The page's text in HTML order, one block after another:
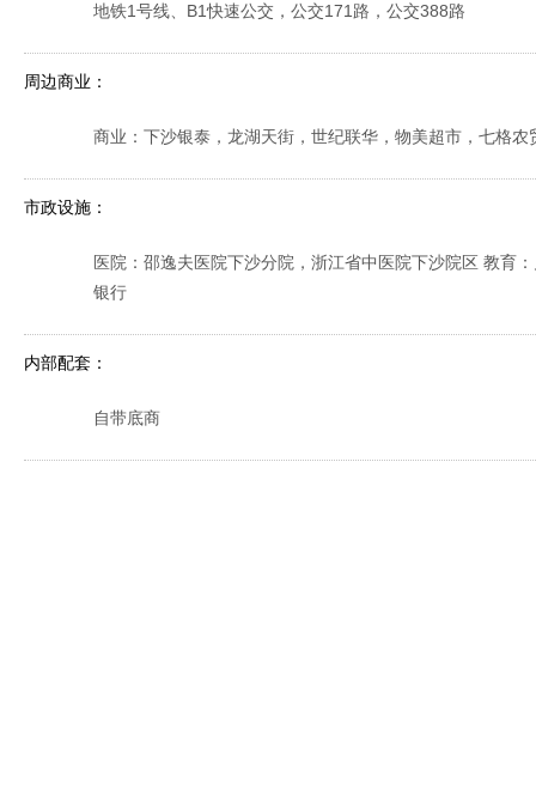
地铁1号线、B1快速公交，公交171路，公交388路
周边商业：
商业：下沙银泰，龙湖天街，世纪联华，物美超市，七格农
市政设施：
医院：邵逸夫医院下沙分院，浙江省中医院下沙院区 教育
银行
内部配套：
自带底商